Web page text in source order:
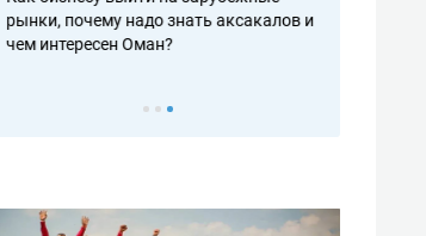
рынки, почему надо знать аксакалов и
чем интересен Оман?